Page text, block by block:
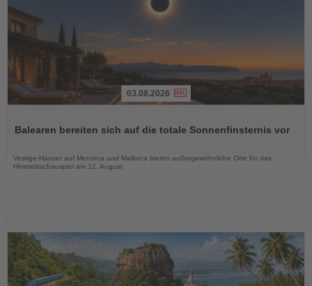
die
03.08.2026
Balearen bereiten sich auf die totale Sonnenfinsternis vor
Vestige-Häuser auf Menorca und Mallorca bieten außergewöhnliche Orte für das
Himmelsschauspiel am 12. August